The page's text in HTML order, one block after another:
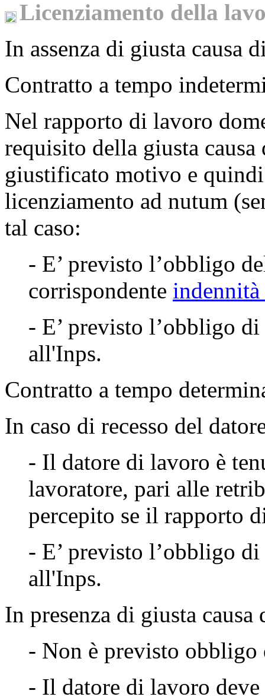
Licenziamento della
In assenza di giusta causa
Contratto a tempo
Nel rapporto di lavoro
requisito della giusta
giustificato motivo e
licenziamento ad nutum
tal caso:
- E’ previsto l’obbligo
corrispondente
- E’ previsto l’obbligo di
all'Inps.
Contratto a tempo
In caso di recesso del
- Il datore di lavoro è
lavoratore, pari alle
percepito se il rapporto
- E’ previsto l’obbligo di
all'Inps.
In presenza di giusta causa
- Non è previsto obbligo
- Il datore di lavoro